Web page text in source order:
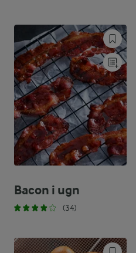
Bacon i ugn
(34)